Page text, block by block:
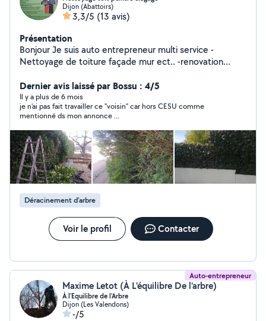
Dijon (Abattoirs)
3,3/5 (13 avis)
Présentation
Bonjour Je suis auto entrepreneur multi service -
Nettoyage de toiture façade mur ect.. -renovation
laqué ect.. -Peinture intérieur et extérieur façade pignon
toiture mur ect.. sur tout support -Elagage abbatage
taille de haie taille d'arbre plantation d'arbre
dessouchage de haie et d'arbre tonte de pelouse -
débarras de maison cave grenier grange nettoyage de
terrain évacuation de tout encombrants.demolition et
évacuation de mûr cabanon maison dalle et autre merci
Dernier avis laissé par Bossu : 4/5
Il y a plus de 6 mois
je n'ai pas fait travailler ce "voisin" car hors CESU comme
mentionné ds mon annonce ...
Déracinement d'arbre
Voir le profil Contacter
Auto-entrepreneur
Maxime Letot (À L'équilibre De l'arbre)
À l'Equilibre de l'Arbre
Dijon (Les Valendons)
-/5